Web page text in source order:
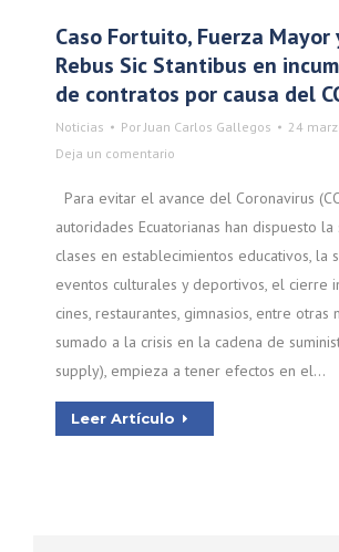
Caso Fortuito, Fuerza Mayor
Rebus Sic Stantibus en
de contratos por causa del
Noticias PorJuan Carlos Gallegos
24
Deja un comentario
Para evitar el avance del Coronavirus
autoridades Ecuatorianas han dispuesto la
clases en establecimientos educativos, la
eventos culturales y deportivos, el cierre
cines, restaurantes, gimnasios, entre otras
sumado a la crisis en la cadena de
supply), empieza a tener efectos en el…
Leer Artículo